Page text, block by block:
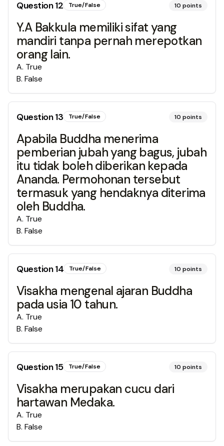
Question12 True/False 10 points
Y.A Bakkula memiliki sifat yang
mandiri tanpa pernah merepotkan
orang lain.
A. True
B. False
Question13 True/False 10 points
Apabila Buddha menerima
pemberian jubah yang bagus, jubah
itu tidak boleh diberikan kepada
Ananda. Permohonan tersebut
termasuk yang hendaknya diterima
oleh Buddha.
A. True
B. False
Question14 True/False 10 points
Visakha mengenal ajaran Buddha
pada usia 10 tahun.
A. True
B. False
Question15 True/False 10 points
Visakha merupakan cucu dari
hartawan Medaka.
A. True
B. False